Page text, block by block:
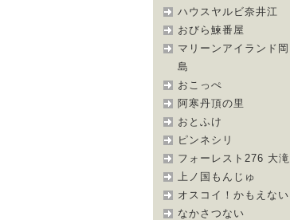
ハウスヤルビ奈井江
おびら鰊番屋
マリーンアイランド岡
島
おこっぺ
阿寒丹頂の里
おとふけ
ピンネシリ
フォーレスト276 大滝
上ノ国もんじゅ
オスコイ！かもえない
なかさつない